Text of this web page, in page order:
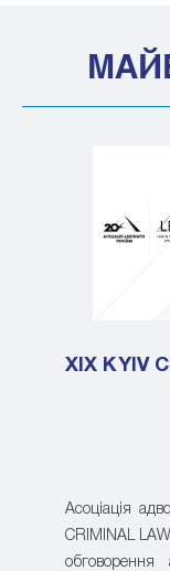
XIX KYIV
Асоціація
CRIMINAL
обговорення